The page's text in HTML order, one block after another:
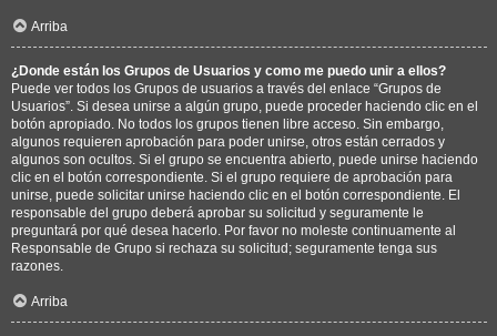
Arriba
¿Donde están los Grupos de Usuarios y como me puedo unir a ellos?
Puede ver todos los Grupos de usuarios a través del enlace “Grupos de
Usuarios”. Si desea unirse a algún grupo, puede proceder haciendo clic en el
botón apropiado. No todos los grupos tienen libre acceso. Sin embargo,
algunos requieren aprobación para poder unirse, otros están cerrados y
algunos son ocultos. Si el grupo se encuentra abierto, puede unirse haciendo
clic en el botón correspondiente. Si el grupo requiere de aprobación para
unirse, puede solicitar unirse haciendo clic en el botón correspondiente. El
responsable del grupo deberá aprobar su solicitud y seguramente le
preguntará por qué desea hacerlo. Por favor no moleste continuamente al
Responsable de Grupo si rechaza su solicitud; seguramente tenga sus
razones.
Arriba